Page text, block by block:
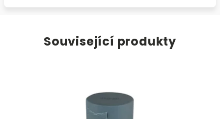
Související produkty